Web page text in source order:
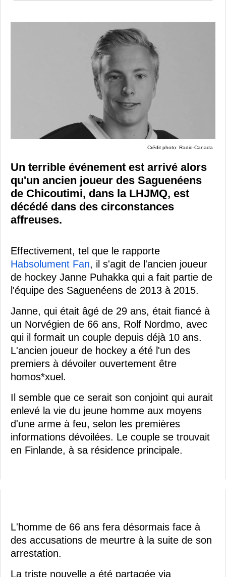
Crédit photo: Radio-Canada
Un terrible événement est arrivé alors
qu'un ancien joueur des Saguenéens
de Chicoutimi, dans la LHJMQ, est
décédé dans des circonstances
affreuses.
Effectivement, tel que le rapporte
Habsolument Fan, il s'agit de l'ancien joueur
de hockey Janne Puhakka qui a fait partie de
l'équipe des Saguenéens de 2013 à 2015.
Janne, qui était âgé de 29 ans, était fiancé à
un Norvégien de 66 ans, Rolf Nordmo, avec
qui il formait un couple depuis déjà 10 ans.
L'ancien joueur de hockey a été l'un des
premiers à dévoiler ouvertement être
homos*xuel.
Il semble que ce serait son conjoint qui aurait
enlevé la vie du jeune homme aux moyens
d'une arme à feu, selon les premières
informations dévoilées. Le couple se trouvait
en Finlande, à sa résidence principale.
L'homme de 66 ans fera désormais face à
des accusations de meurtre à la suite de son
arrestation.
La triste nouvelle a été partagée via